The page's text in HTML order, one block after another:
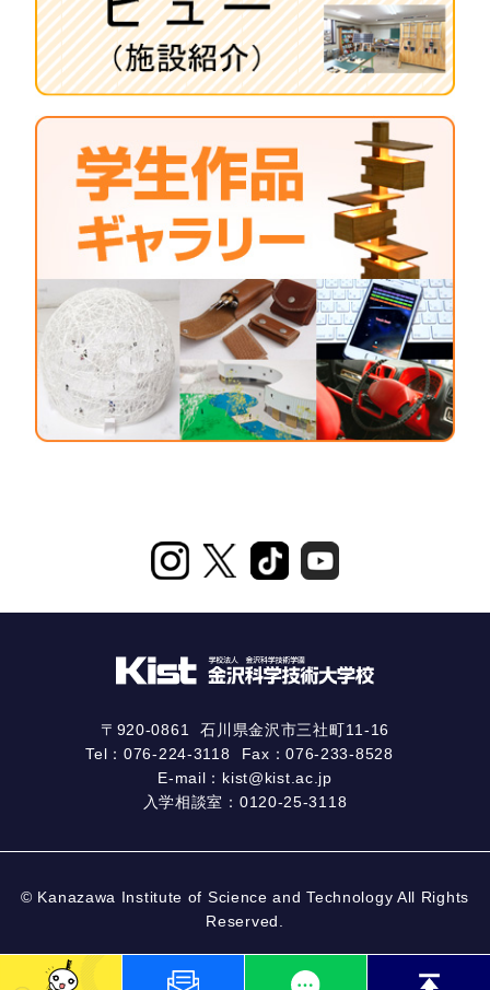
〒920-0861
石川県金沢市三社町11-16
Tel：076-224-3118
Fax：076-233-8528
E-mail： kist@kist.ac.jp
入学相談室： 0120-25-3118
© Kanazawa Institute of Science and Technology All Rights
Reserved.